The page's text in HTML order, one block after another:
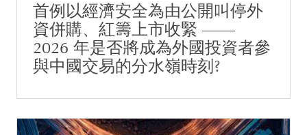
首例以經濟安全為由公開叫停外
資併購、紅籌上市收緊 ——
2026 年是否將成為外國投資者參
與中國交易的分水嶺時刻?